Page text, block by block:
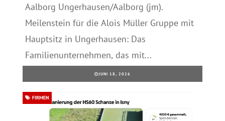
Aalborg Ungerhausen/Aalborg (jm).
Meilenstein für die Alois Müller Gruppe mit
Hauptsitz in Ungerhausen: Das
Familienunternehmen, das mit...
JUNI 18, 2026
FIRMEN